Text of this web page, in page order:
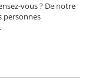
vous ? De notre
personnes